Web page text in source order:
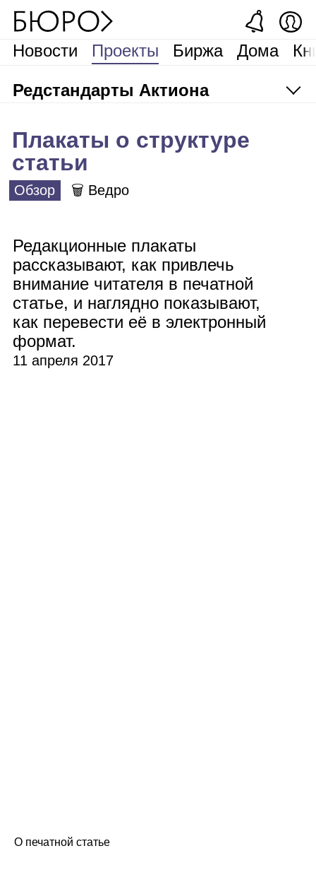
Новости Проекты Биржа Дома
Редстандарты Актиона
Плакаты о структуре
статьи
Обзор 🗑 Ведро
Редакционные плакаты
рассказывают, как привлечь
внимание читателя в печатной
статье, и наглядно показывают,
как перевести её в электронный
формат.
11 апреля 2017
О печатной статье